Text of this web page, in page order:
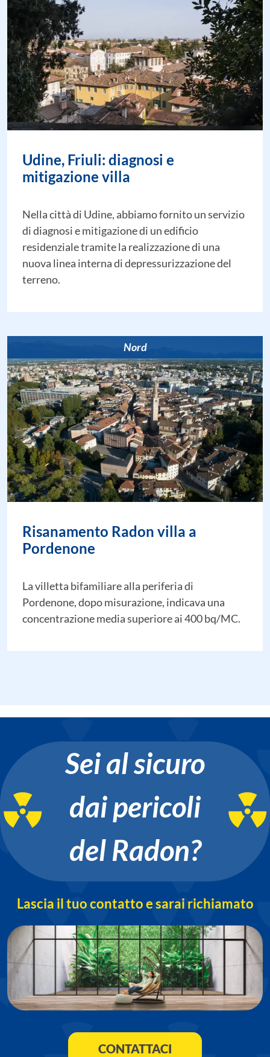
Udine, Friuli: diagnosi e
mitigazione villa
Nella città di Udine, abbiamo fornito un servizio
di diagnosi e mitigazione di un edificio
residenziale tramite la realizzazione di una
nuova linea interna di depressurizzazione del
terreno.
Nord
Risanamento Radon villa a
Pordenone
La villetta bifamiliare alla periferia di
Pordenone, dopo misurazione, indicava una
concentrazione media superiore ai 400 bq/MC.
Sei al sicuro
dai pericoli
del Radon?
Lascia il tuo contatto e sarai richiamato
CONTATTACI